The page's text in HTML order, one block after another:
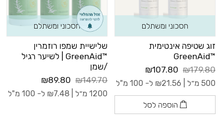
חסכוני ומשתלם
זוג שטיפה אינטימית
™GreenAid
₪179.80
₪107.80
500 מ״ל | ₪21.56 ל- 100 מ"ל
הוספה לסל
חסכוני ומשתלם
שלישיית שמפו רוזמרין
™GreenAid | לשיער רגיל
/שמן
₪149.70
₪89.80
1200 מ״ל | ₪7.48 ל- 100 מ"ל